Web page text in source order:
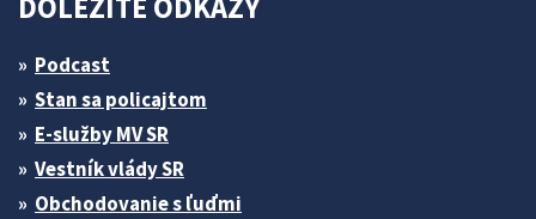
DÔLEŽITÉ ODKAZY
Podcast
Stan sa policajtom
E-služby MV SR
Vestník vlády SR
Obchodovanie s ľuďmi